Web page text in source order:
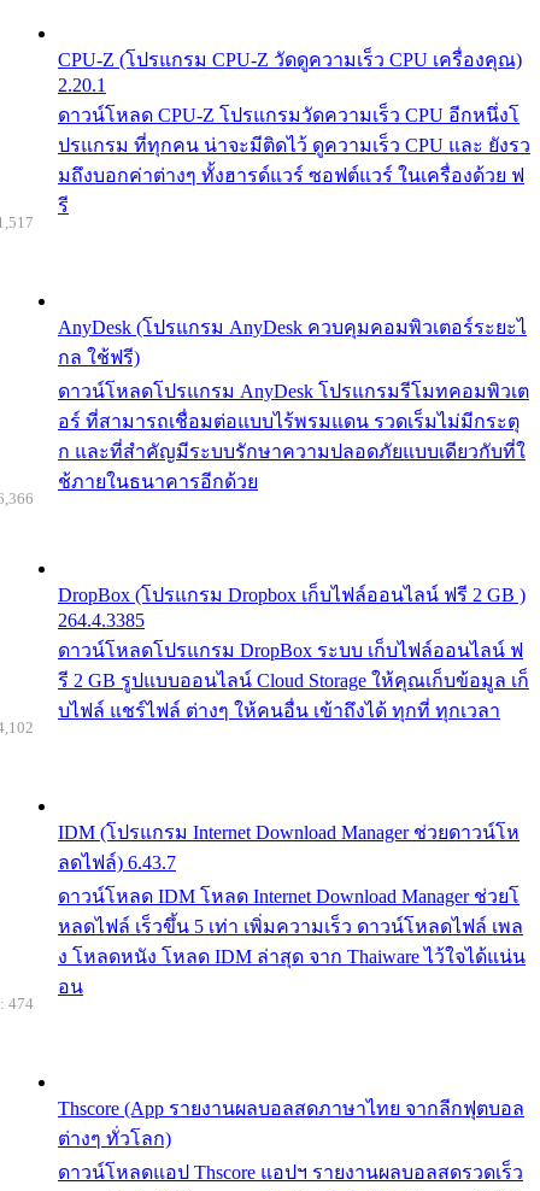
CPU-Z (โปรแกรม CPU-Z วัดดูความเร็ว CPU เครื่องคุณ)
2.20.1
ดาวน์โหลด CPU-Z โปรแกรมวัดความเร็ว CPU อีกหนึ่งโ
ปรแกรม ที่ทุกคน น่าจะมีติดไว้ ดูความเร็ว CPU และ ยังรว
มถึงบอกค่าต่างๆ ทั้งฮารด์แวร์ ซอฟต์แวร์ ในเครื่องด้วย ฟ
รี
AnyDesk (โปรแกรม AnyDesk ควบคุมคอมพิวเตอร์ระยะไ
กล ใช้ฟรี)
ดาวน์โหลดโปรแกรม AnyDesk โปรแกรมรีโมทคอมพิวเต
อร์ ที่สามารถเชื่อมต่อแบบไร้พรมแดน รวดเร็มไม่มีกระตุ
ก และที่สำคัญมีระบบรักษาความปลอดภัยแบบเดียวกับที่ใ
ช้ภายในธนาคารอีกด้วย
DropBox (โปรแกรม Dropbox เก็บไฟล์ออนไลน์ ฟรี 2 GB )
264.4.3385
ดาวน์โหลดโปรแกรม DropBox ระบบ เก็บไฟล์ออนไลน์ ฟ
รี 2 GB รูปแบบออนไลน์ Cloud Storage ให้คุณเก็บข้อมูล เก็
บไฟล์ แชร์ไฟล์ ต่างๆ ให้คนอื่น เข้าถึงได้ ทุกที่ ทุกเวลา
IDM (โปรแกรม Internet Download Manager ช่วยดาวน์โห
ลดไฟล์) 6.43.7
ดาวน์โหลด IDM โหลด Internet Download Manager ช่วยโ
หลดไฟล์ เร็วขึ้น 5 เท่า เพิ่มความเร็ว ดาวน์โหลดไฟล์ เพล
ง โหลดหนัง โหลด IDM ล่าสุด จาก Thaiware ไว้ใจได้แน่น
อน
Thscore (App รายงานผลบอลสดภาษาไทย จากลีกฟุตบอล
ต่างๆ ทั่วโลก)
ดาวน์โหลดแอป Thscore แอปฯ รายงานผลบอลสดรวดเร็ว
474